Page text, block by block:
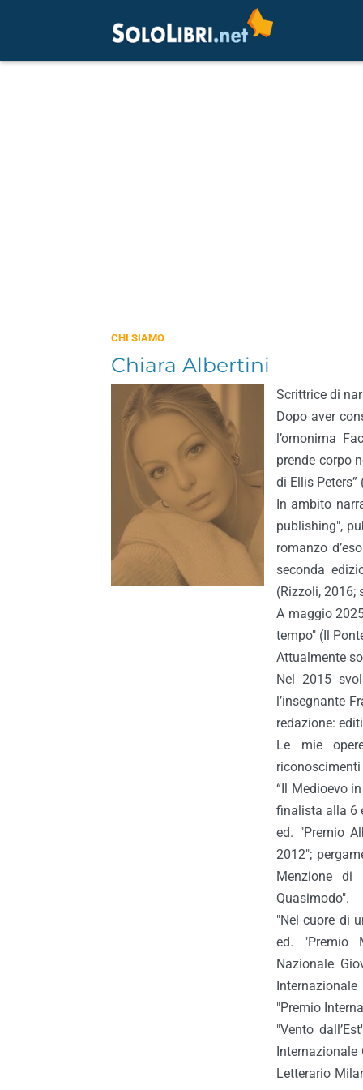
CHI SIAMO
Chiara Albertini
Scrittrice di
Dopo aver
l’omonima
prende corpo
di Ellis
In ambito
publishing",
romanzo
seconda
(Rizzoli, 2016;
A maggio
tempo" (Il
Attualmente
Nel 2015
l’insegnante
redazione:
Le mie
“Il Medioevo
finalista alla 6
ed. "Premio
2012";
Menzione di
Quasimodo".
"Nel cuore di
ed. "Premio
Nazionale
"Premio
"Vento
Internazionale
Letterario